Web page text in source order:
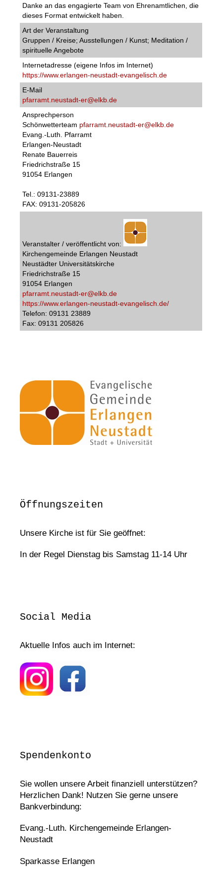
Danke an das engagierte Team von Ehrenamtlichen, die
dieses Format entwickelt haben.
Art der Veranstaltung
Gruppen / Kreise; Ausstellungen / Kunst; Meditation /
spirituelle Angebote
Internetadresse (eigene Infos im Internet)
https://www.erlangen-neustadt-evangelisch.de
E-Mail
pfarramt.neustadt-er@elkb.de
Ansprechperson
Schönwetterteam pfarramt.neustadt-er@elkb.de
Evang.-Luth. Pfarramt
Erlangen-Neustadt
Renate Bauerreis
Friedrichstraße 15
91054 Erlangen
Tel.: 09131-23889
FAX: 09131-205826
Veranstalter / veröffentlicht von:
Kirchengemeinde Erlangen Neustadt
Neustädter Universitätskirche
Friedrichstraße 15
91054 Erlangen
pfarramt.neustadt-er@elkb.de
https://www.erlangen-neustadt-evangelisch.de/
Telefon: 09131 23889
Fax: 09131 205826
Öffnungszeiten
Unsere Kirche ist für Sie geöffnet:
In der Regel Dienstag bis Samstag 11-14 Uhr
Social Media
Aktuelle Infos auch im Internet:
Spendenkonto
Sie wollen unsere Arbeit finanziell unterstützen?
Herzlichen Dank! Nutzen Sie gerne unsere
Bankverbindung:
Evang.-Luth. Kirchengemeinde Erlangen-
Neustadt
Sparkasse Erlangen